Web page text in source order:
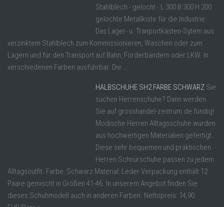
Stahlblech - gelocht - L 300 B 300 H 200
gelochte Metallkiste für die Industrie:
Das Lager- u. Tranportkästen-Sytem aus
verzinktem Stahlblech zum Kommissionieren, Waschen oder zum
Lagern und für den Transport auf Bahn, Förderbändern oder LKW. In
verschiedenen Farben ausführbar. Die ...
HALBSCHUHE SH2 FARBE SCHWARZ Sie
suchen Herrenschuhe? Dann werden
Sie auf grosshandel-zentrum.de fündig!
Modische Herren Alltagsschuhe wurden
aus hochwertigen Materialien gefertigt.
Diese sehr bequemen und praktischen
Herren Schnürschuhe passen zu jedem
Alltagsoutfit. Farbe: Schwarz Material: Leder Verpackung enthält 12
Paare gemischt in Größen 41-46. In unserem Angebot finden Sie
dieses Schuhmodell auch in anderen Farben. Nettopreis: 14,90